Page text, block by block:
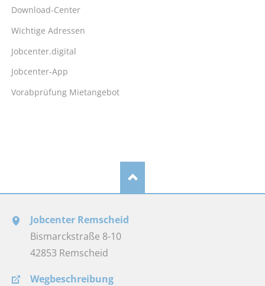
Download-Center
Wichtige Adressen
Jobcenter.digital
Jobcenter-App
Vorabprüfung Mietangebot
Jobcenter Remscheid
Bismarckstraße 8-10
42853 Remscheid
Wegbeschreibung